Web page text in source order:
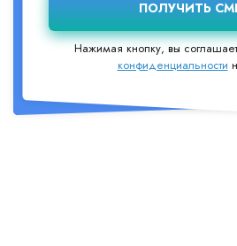
Нажимая кнопку, вы
конфиденциальности